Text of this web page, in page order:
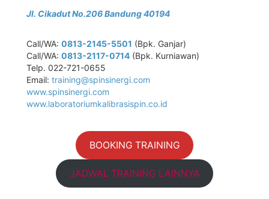
Jl. Cikadut No.206 Bandung 40194
Call/WA:0813-2145-5501 (Bpk. Ganjar)
Call/WA:0813-2117-0714 (Bpk. Kurniawan)
Telp. 022-721-0655
Email:training@spinsinergi.com
www.spinsinergi.com
www.laboratoriumkalibrasispin.co.id
BOOKING TRAINING
JADWAL TRAINING LAINNYA